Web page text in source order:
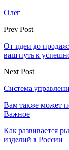
Олег
Prev Post
От идеи до
ваш путь к
Next Post
Система
Вам также может
Важное
Как развивается
изделий в России